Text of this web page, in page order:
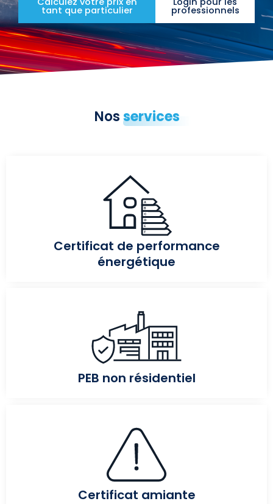
tant que particulier professionnels
Nosservices
Certificat de performance
énergétique
PEB non résidentiel
Certificat amiante